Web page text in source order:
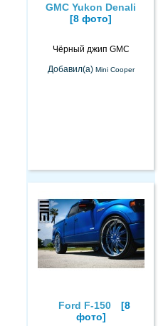
GMC Yukon Denali
[8 фото]
Чёрный джип GMC
Добавил(а) Mini Cooper
Ford F-150
[8
фото]